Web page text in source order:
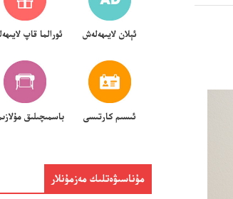
ئېلان لايىھەلەش ئورالما قاپ
ئىسىم كارتىسى باسمىچىلىق
مۇناسىۋەتلىك مەزمۇنلار